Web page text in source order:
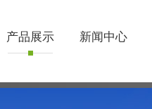
产品展示 新闻中心